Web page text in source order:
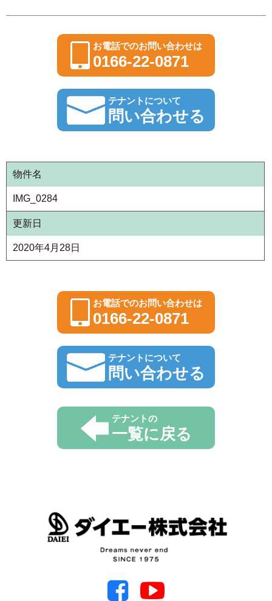
お電話でのお問い合わせは
0166-22-0871
テナントについて
問い合わせる
物件名
IMG_0284
更新日
2020年4月28日
お電話でのお問い合わせは
0166-22-0871
テナントについて
問い合わせる
テナントの
一覧に戻る